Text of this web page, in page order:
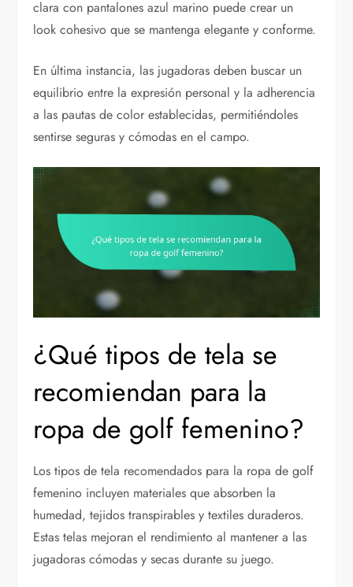
clara con pantalones azul marino puede crear un
look cohesivo que se mantenga elegante y conforme.
En última instancia, las jugadoras deben buscar un
equilibrio entre la expresión personal y la adherencia
a las pautas de color establecidas, permitiéndoles
sentirse seguras y cómodas en el campo.
¿Qué tipos de tela se
recomiendan para la
ropa de golf femenino?
Los tipos de tela recomendados para la ropa de golf
femenino incluyen materiales que absorben la
humedad, tejidos transpirables y textiles duraderos.
Estas telas mejoran el rendimiento al mantener a las
jugadoras cómodas y secas durante su juego.